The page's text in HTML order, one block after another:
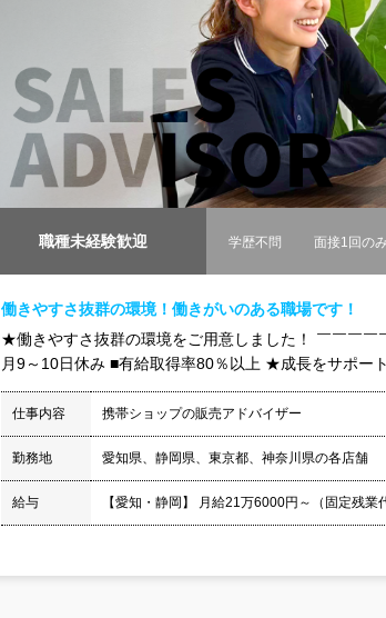
職種未経験歓迎 学歴不問 面接1回のみ
働きやすさ抜群の環境！働きがいのある職場です！
★働きやすさ抜群の環境をご用意しました！ ￣￣￣
月9～10日休み ■有給取得率80％以上 ★成長をサポー
仕事内容 携帯ショップの販売アドバイザー
勤務地 愛知県、静岡県、東京都、神奈川県の各店舗
給与 【愛知・静岡】 月給21万6000円～（固定残